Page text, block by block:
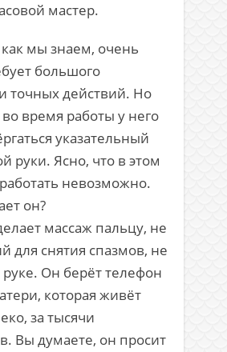
мастер.
как мы знаем, очень
большого
точных действий. Но
во время работы у него
указательный
руки. Ясно, что в этом
невозможно.
он?
массаж пальцу, не
для снятия спазмов, не
руке. Он берёт телефон
которая живёт
за тысячи
Вы думаете, он просит